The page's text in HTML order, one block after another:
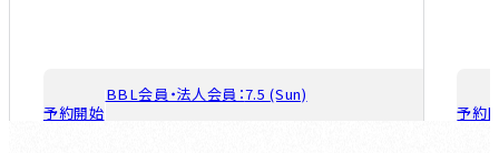
予約開始
BBL会員・法人会員：7.5 (Sun)
予約